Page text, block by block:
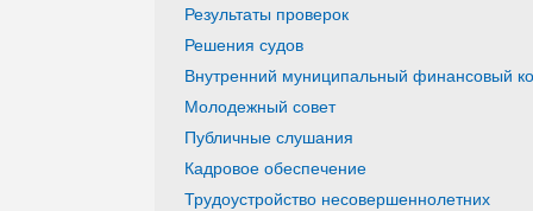
Результаты проверок
Решения судов
Внутренний муниципальный финансовый
Молодежный совет
Публичные слушания
Кадровое обеспечение
Трудоустройство несовершеннолетних